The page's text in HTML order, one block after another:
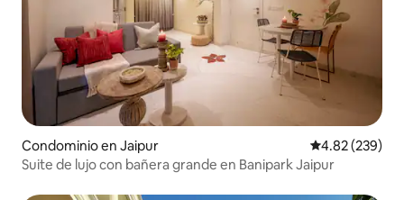
Condominio en Jaipur Calificación
4.82 (239)
Suite de lujo con bañera grande en Banipark Jaipur